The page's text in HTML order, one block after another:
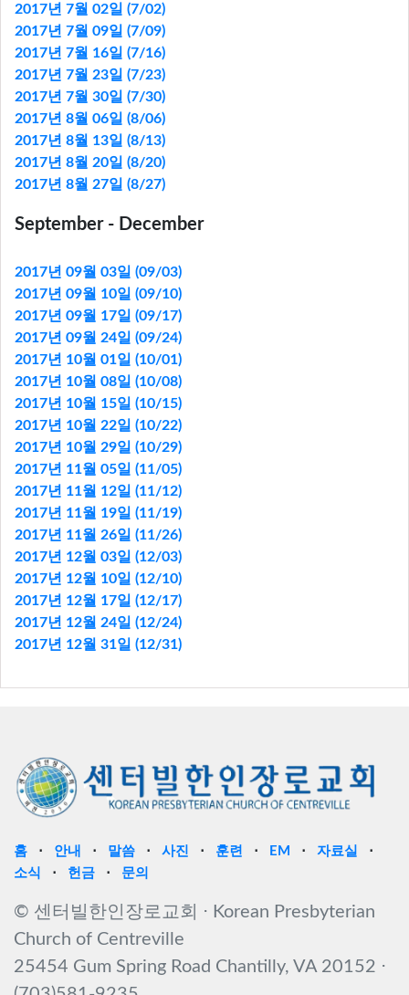
2017년 7월 02일 (7/02)
2017년 7월 09일 (7/09)
2017년 7월 16일 (7/16)
2017년 7월 23일 (7/23)
2017년 7월 30일 (7/30)
2017년 8월 06일 (8/06)
2017년 8월 13일 (8/13)
2017년 8월 20일 (8/20)
2017년 8월 27일 (8/27)
September - December
2017년 09월 03일 (09/03)
2017년 09월 10일 (09/10)
2017년 09월 17일 (09/17)
2017년 09월 24일 (09/24)
2017년 10월 01일 (10/01)
2017년 10월 08일 (10/08)
2017년 10월 15일 (10/15)
2017년 10월 22일 (10/22)
2017년 10월 29일 (10/29)
2017년 11월 05일 (11/05)
2017년 11월 12일 (11/12)
2017년 11월 19일 (11/19)
2017년 11월 26일 (11/26)
2017년 12월 03일 (12/03)
2017년 12월 10일 (12/10)
2017년 12월 17일 (12/17)
2017년 12월 24일 (12/24)
2017년 12월 31일 (12/31)
홈 ⋅ 안내 ⋅ 말씀 ⋅ 사진 ⋅ 훈련 ⋅ EM ⋅ 자료실
⋅
소식
⋅ 헌금 ⋅ 문의
© 센터빌한인장로교회 ⋅ Korean Presbyterian
Church of Centreville
25454 Gum Spring Road Chantilly, VA 20152 ⋅